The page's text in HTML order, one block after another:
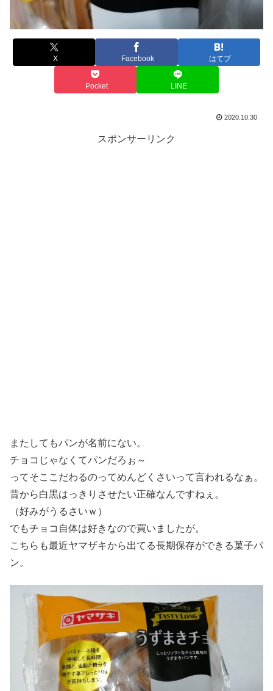
X Facebook はてブ
Pocket LINE
2020.10.30
スポンサーリンク
またしてもパンが名前にない。
チョコじゃなくてパンだろぉ～
ってそここだわるのってめんどくさいって言われるなぁ。
昔から白黒はっきりさせたい正確なんですねぇ。
（好みがうるさいｗ）
でもチョコ自体は好きなので買いましたが。
こちらも最近ヤマザキから出てる長期保存ができる菓子パ
ン。